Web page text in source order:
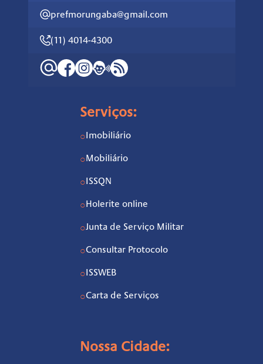
prefmorungaba@gmail.com
(11) 4014-4300
Serviços:
○ Imobiliário
○Mobiliário
○ ISSQN
○ Holerite online
○Junta de Serviço Militar
○Consultar Protocolo
○ ISSWEB
○Carta de Serviços
Nossa Cidade: